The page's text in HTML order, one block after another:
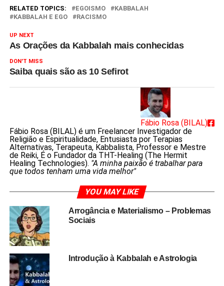
RELATED TOPICS: EGOISMO
KABBALAH
KABBALAH E EGO
RACISMO
UP NEXT
As Orações da Kabbalah mais conhecidas
DON'T MISS
Saiba quais são as 10 Sefirot
Fábio Rosa (BILAL)
Fábio Rosa (BILAL) é um Freelancer Investigador de
Religião e Espiritualidade, Entusiasta por Terapias
Alternativas, Terapeuta, Kabbalista, Professor e Mestre
de Reiki, É o Fundador da THT-Healing (The Hermit
Healing Technologies). "A minha paixão é trabalhar para
que todos tenham uma vida melhor"
YOU MAY LIKE
Arrogância e Materialismo – Problemas
Sociais
Introdução à Kabbalah e Astrologia